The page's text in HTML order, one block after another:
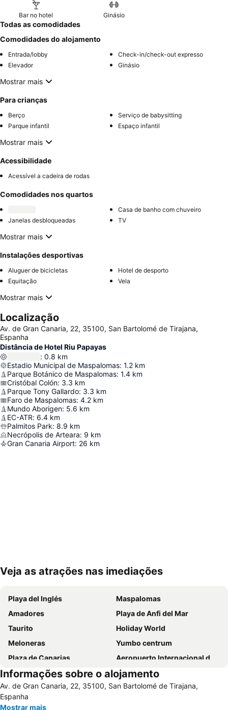
Bar no hotel Ginásio
Todas as comodidades
Comodidades do alojamento
Entrada/lobby
Check-in/check-out expresso
Elevador
Ginásio
Mostrar mais
Para crianças
Berço
Serviço de babysitting
Parque infantil
Espaço infantil
Mostrar mais
Acessibilidade
Acessível a cadeira de rodas
Comodidades nos quartos
Casa de banho com chuveiro
Janelas desbloqueadas
TV
Mostrar mais
Instalações desportivas
Aluguer de bicicletas
Hotel de desporto
Equitação
Vela
Mostrar mais
Localização
Av. de Gran Canaria, 22, 35100, San Bartolomé de Tirajana,
Espanha
Distância de Hotel Riu Papayas
: 0.8 km
Estadio Municipal de Maspalomas: 1.2 km
Parque Botánico de Maspalomas: 1.4 km
Cristóbal Colón: 3.3 km
Parque Tony Gallardo: 3.3 km
Faro de Maspalomas: 4.2 km
Mundo Aborigen: 5.6 km
EC-ATR: 6.4 km
Palmitos Park: 8.9 km
Necrópolis de Arteara: 9 km
Gran Canaria Airport: 26 km
Ampliar mapa
Veja as atrações nas imediações
Playa del Inglés
Maspalomas
Amadores
Playa de Anfi del Mar
Taurito
Holiday World
Meloneras
Yumbo centrum
Plaza de Canarias
Aeropuerto Internacional de Gran Canaria
Gran Canaria Airport
As Canteras
Paseo por la playa de Las Canteras
Puerto Rico Beach
Dunas de Maspalomas
Informações sobre o alojamento
Av. de Gran Canaria, 22, 35100, San Bartolomé de Tirajana,
Espanha
Mostrar mais